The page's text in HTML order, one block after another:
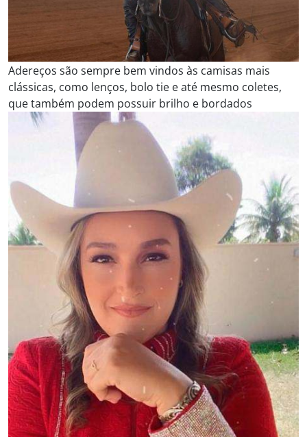
Adereços são sempre bem vindos às camisas mais
clássicas, como lenços, bolo tie e até mesmo coletes,
que também podem possuir brilho e bordados